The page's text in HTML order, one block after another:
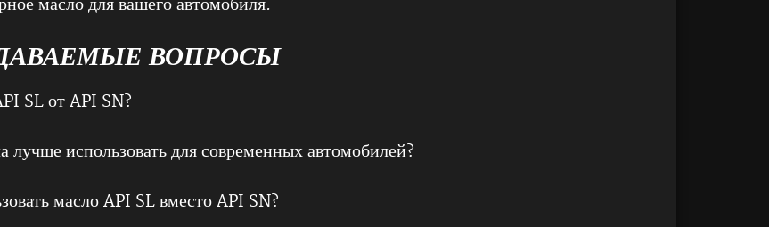
масло для вашего автомобиля.
ВОПРОСЫ
SL от API SN?
лучше использовать для современных автомобилей?
масло API SL вместо API SN?